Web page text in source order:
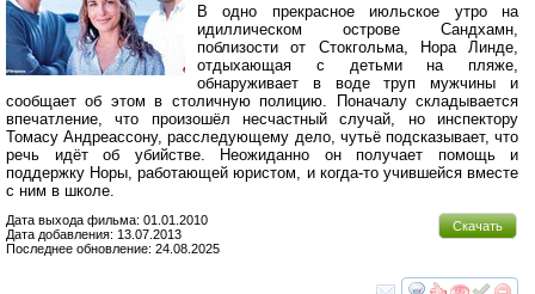
В одно прекрасное июльское утро на
идиллическом острове Сандхамн,
поблизости от Стокгольма, Нора Линде,
отдыхающая с детьми на пляже,
обнаруживает в воде труп мужчины и
сообщает об этом в столичную полицию. Поначалу складывается
впечатление, что произошёл несчастный случай, но инспектору
Томасу Андреассону, расследующему дело, чутьё подсказывает, что
речь идёт об убийстве. Неожиданно он получает помощь и
поддержку Норы, работающей юристом, и когда-то учившейся вместе
с ним в школе.
Скачать
Дата выхода фильма: 01.01.2010
Дата добавления: 13.07.2013
Последнее обновление: 24.08.2025